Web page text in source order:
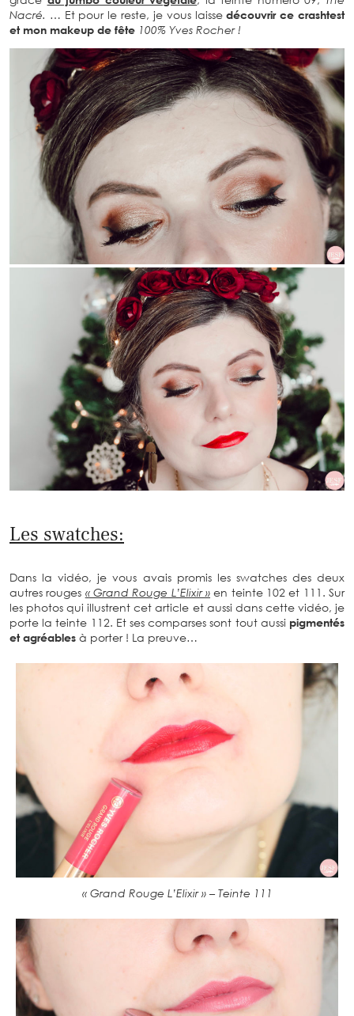
Nacré. … Et pour le reste, je vous laissedécouvrir ce crashtest
et mon makeup de fête 100% Yves Rocher !
Les swatches:
Dans la vidéo, je vous avais promis les swatches des deux
autres rouges « Grand Rouge L’Elixir » en teinte 102 et 111. Sur
les photos qui illustrent cet article et aussi dans cette vidéo, je
porte la teinte 112. Et ses comparses sont tout aussi pigmentés
et agréables à porter ! La preuve…
« Grand Rouge L’Elixir » – Teinte 111